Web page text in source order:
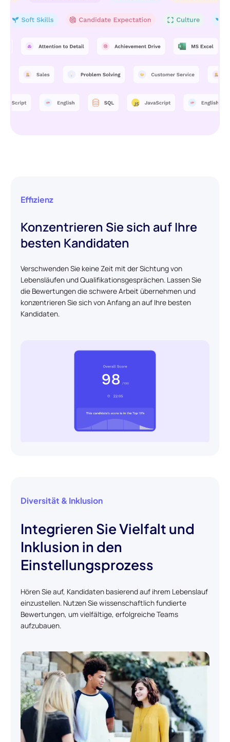
Effizienz
Konzentrieren Sie sich auf Ihre
besten Kandidaten
Verschwenden Sie keine Zeit mit der Sichtung von
Lebensläufen und Qualifikationsgesprächen. Lassen Sie
die Bewertungen die schwere Arbeit übernehmen und
konzentrieren Sie sich von Anfang an auf Ihre besten
Kandidaten.
Diversität & Inklusion
Integrieren Sie Vielfalt und
Inklusion in den
Einstellungsprozess
Hören Sie auf, Kandidaten basierend auf ihrem Lebenslauf
einzustellen. Nutzen Sie wissenschaftlich fundierte
Bewertungen, um vielfältige, erfolgreiche Teams
aufzubauen.